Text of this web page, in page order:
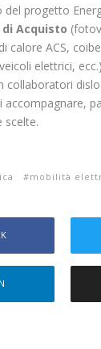
del progetto
di Acquisto
calore ACS,
elettrici,
collaboratori
accompagnare,
scelte.
mobilità